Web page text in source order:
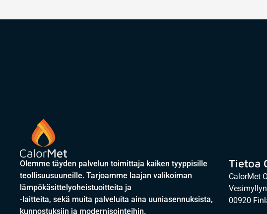
Olemme täyden palvelun toimittaja kaiken tyyppisille
teollisuusuuneille. Tarjoamme laajan valikoiman
lämpökäsittelyoheistuoitteita ja
-laitteita, sekä muita palveluita aina uuniasennuksista,
kunnostuksiin ja modernisointeihin.
Tietoa
CalorMet
00920